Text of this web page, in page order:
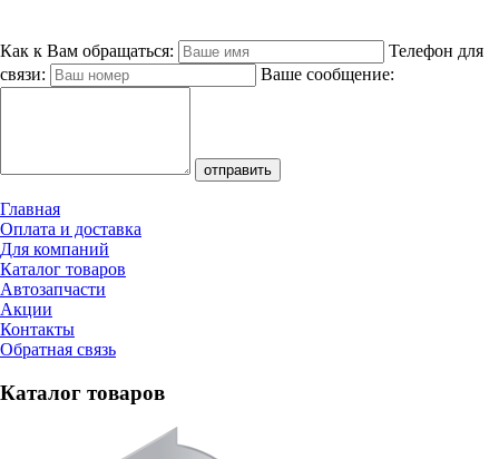
Как к Вам обращаться:
Телефон для
связи:
Ваше сообщение:
Главная
Оплата и доставка
Для компаний
Каталог товаров
Автозапчасти
Акции
Контакты
Обратная связь
Каталог товаров